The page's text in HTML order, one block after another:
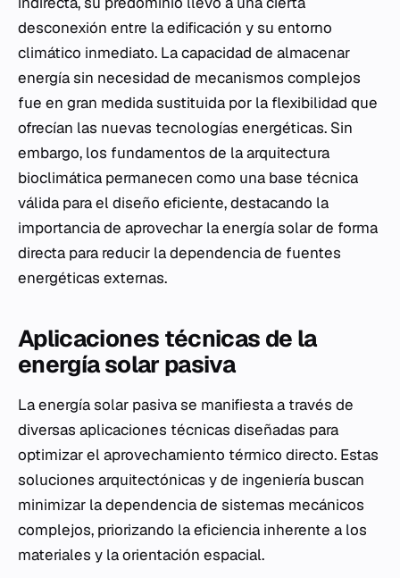
desconexión entre la edificación y su entorno
climático inmediato. La capacidad de almacenar
energía sin necesidad de mecanismos complejos
fue en gran medida sustituida por la flexibilidad que
ofrecían las nuevas tecnologías energéticas. Sin
embargo, los fundamentos de la arquitectura
bioclimática permanecen como una base técnica
válida para el diseño eficiente, destacando la
importancia de aprovechar la energía solar de forma
directa para reducir la dependencia de fuentes
energéticas externas.
Aplicaciones técnicas de la
energía solar pasiva
La energía solar pasiva se manifiesta a través de
diversas aplicaciones técnicas diseñadas para
optimizar el aprovechamiento térmico directo. Estas
soluciones arquitectónicas y de ingeniería buscan
minimizar la dependencia de sistemas mecánicos
complejos, priorizando la eficiencia inherente a los
materiales y la orientación espacial.